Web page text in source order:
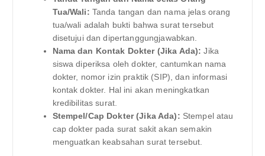
Tua/Wali: Tanda tangan dan nama jelas orang
tua/wali adalah bukti bahwa surat tersebut
disetujui dan dipertanggungjawabkan.
Nama dan Kontak Dokter (Jika Ada): Jika
siswa diperiksa oleh dokter, cantumkan nama
dokter, nomor izin praktik (SIP), dan informasi
kontak dokter. Hal ini akan meningkatkan
kredibilitas surat.
Stempel/Cap Dokter (Jika Ada): Stempel atau
cap dokter pada surat sakit akan semakin
menguatkan keabsahan surat tersebut.